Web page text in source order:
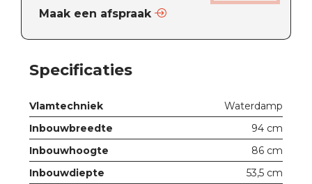
Maak een afspraak
Specificaties
Vlamtechniek
Waterdamp
Inbouwbreedte
94 cm
Inbouwhoogte
86 cm
Inbouwdiepte
53,5 cm